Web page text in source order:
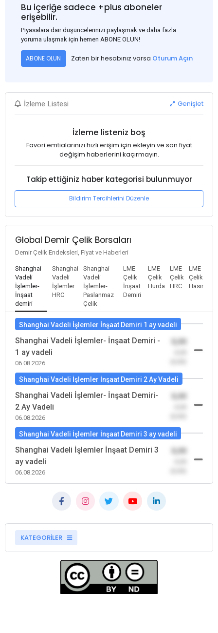
Bu içeriğe sadece +plus aboneler
erişebilir.
Piyasalara dair düşüncelerinizi paylaşmak ve daha fazla
yoruma ulaşmak için hemen ABONE OLUN!
ABONE OLUN Zaten bir hesabınız varsa Oturum Açın
İzleme Listesi Genişlet
İzleme listeniz boş
Favori emtialarınızı hızlı erişim için ekleyin ve son fiyat
değişim haberlerini kaçırmayın.
Takip ettiğiniz haber kategorisi bulunmuyor
Bildirim Tercihlerini Düzenle
Global Demir Çelik Borsaları
Demir Çelik Endeksleri, Fiyat ve Haberleri
Shanghai
Vadeli
İşlemler-
İnşaat
demiri
Shanghai
Vadeli
İşlemler
HRC
Shanghai
Vadeli
İşlemler-
Paslanmaz
Çelik
LME
Çelik
İnşaat
Demiri
LME
Çelik
Hurda
LME
Çelik
HRC
LME
Çelik
Hasır
Shanghai Vadeli İşlemler İnşaat Demiri 1 ay vadeli
Shanghai Vadeli İşlemler- İnşaat Demiri -
1 ay vadeli
06.08.2026
Shanghai Vadeli İşlemler İnşaat Demiri 2 Ay Vadeli
Shanghai Vadeli İşlemler- İnşaat Demiri-
2 Ay Vadeli
06.08.2026
Shanghai Vadeli İşlemler İnşaat Demiri 3 ay vadeli
Shanghai Vadeli İşlemler İnşaat Demiri 3
ay vadeli
06.08.2026
KATEGORİLER